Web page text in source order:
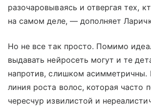
разочаровываясь и отвергая тех,
на самом деле, — дополняет
Но не все так просто. Помимо
выдавать нейросеть могут и те
напротив, слишком асимметричны.
линия роста волос, которая часто
чересчур извилистой и